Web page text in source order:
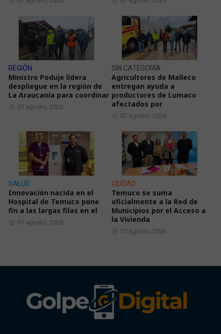
REGIÓN
Ministro Poduje lidera
despliegue en la región de
La Araucanía para coordinar
07 agosto, 2026
SIN CATEGORÍA
Agricultores de Malleco
entregan ayuda a
productores de Lumaco
afectados por
07 agosto, 2026
SALUD
Innovación nacida en el
Hospital de Temuco pone
fin a las largas filas en el
07 agosto, 2026
CIUDAD
Temuco se suma
oficialmente a la Red de
Municipios por el Acceso a
la Vivienda
07 agosto, 2026